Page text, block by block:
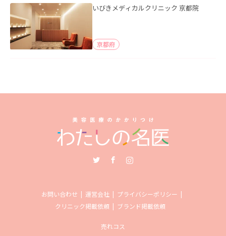
いびきメディカルクリニック 京都院
京都府
お問い合わせ 運営会社
プライバシーポリシー
クリニック掲載依頼
ブランド掲載依頼
売れコス